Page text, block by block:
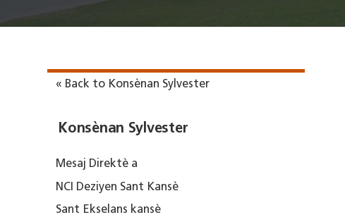
« Back to Konsènan Sylvester
Konsènan Sylvester
Mesaj Direktè a
NCI Deziyen Sant Kansè
Sant Ekselans kansè